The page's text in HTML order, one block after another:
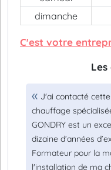
dimanche
C'est votre
J'ai contacté
chauffage
GONDRY est un
dizaine d’années
Formateur pour la
l'installation de ma